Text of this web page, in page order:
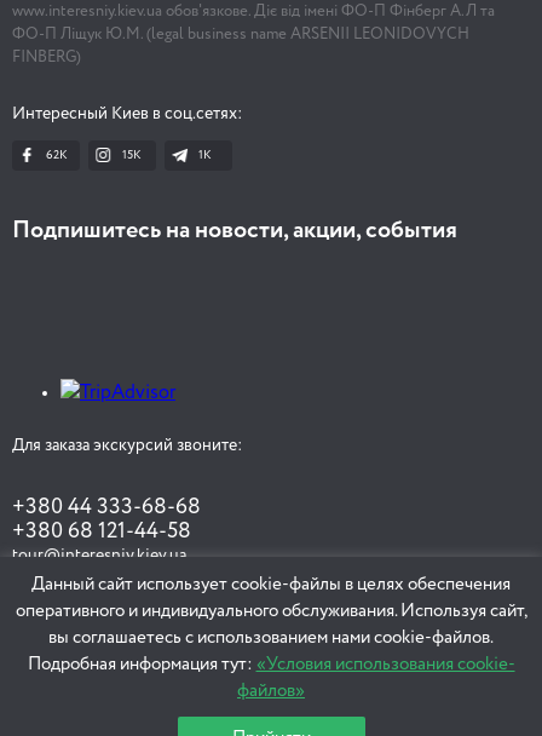
www.interesniy.kiev.ua обов'язкове. Діє від імені ФО-П Фінберг А.Л та
ФО-П Ліщук Ю.М. (legal business name ARSENII LEONIDOVYCH
FINBERG)
Интересный Киев в соц.сетях:
62K 15K 1К
Подпишитесь на новости, акции, события
Для заказа экскурсий звоните:
+380 44 333-68-68
+380 68 121-44-58
tour@interesniy.kiev.ua
ЗАКАЗАТЬ ЭКСКУРСИЮ
Данный сайт использует cookie-файлы в целях обеспечения
оперативного и индивидуального обслуживания. Используя сайт,
вы соглашаетесь с использованием нами cookie-файлов.
Подробная информация тут: «Условия использования cookie-
файлов»